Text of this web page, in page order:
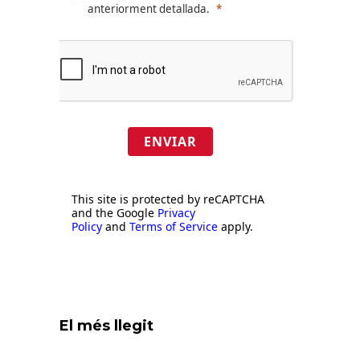
anteriorment detallada.
ENVIAR
This site is protected by reCAPTCHA
and the Google Privacy
Policy and Terms of Service apply.
El més llegit